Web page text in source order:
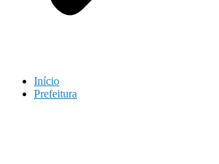
Início
Prefeitura